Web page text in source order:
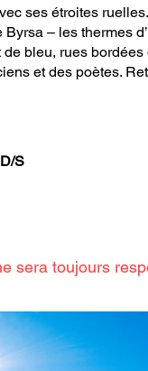
ses étroites
– les thermes
bleu, rues bordées
et des poètes.
S
sera toujours